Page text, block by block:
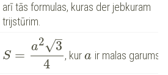
arī tās formulas, kuras der jebkuram
trijstūrim.
S =
a2 3
–
√
4
, kura ir malas garums.